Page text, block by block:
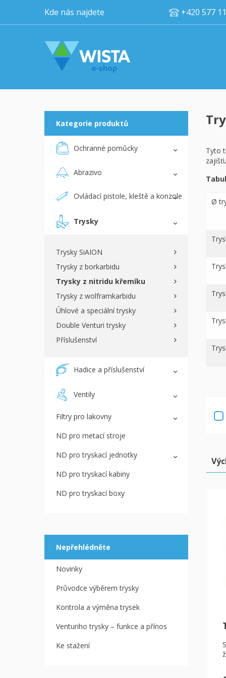
Kde nás najdete +420
Kategorie produktů
Ochranné pomůcky
Abrazivo
Ovládací pistole, kleště a konzole
Trysky
Trysky SiAION
Trysky z borkarbidu
Trysky z nitridu křemíku
Trysky z wolframkarbidu
Úhlové a speciální trysky
Double Venturi trysky
Příslušenství
Hadice a příslušenství
Ventily
Filtry pro lakovny
ND pro metací stroje
ND pro tryskací jednotky
ND pro tryskací kabiny
ND pro tryskací boxy
Nepřehlédněte
Novinky
Průvodce výběrem trysky
Kontrola a výměna trysek
Venturiho trysky – funkce a přínos
Ke stažení
Tyto
Ø